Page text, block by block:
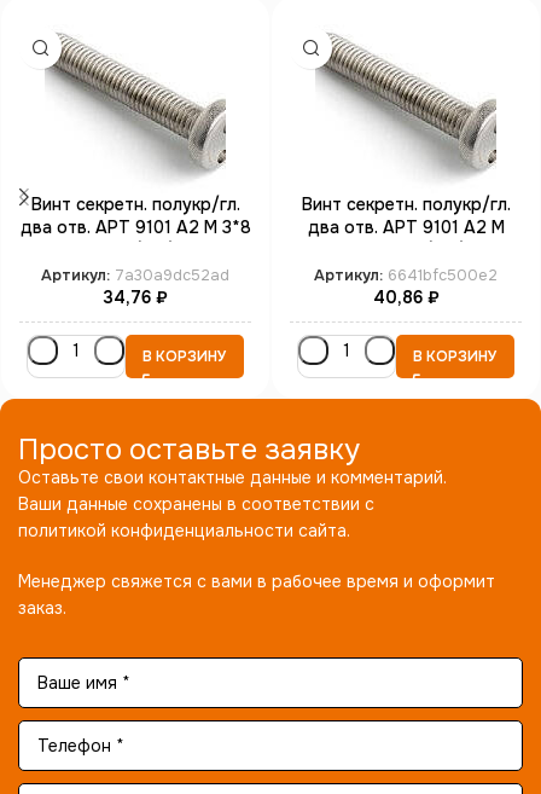
Винт секретн. полукр/гл.
два отв. АРТ 9101 А2 M 3*8
Артикул: 7a30a9dc52ad
34,76 ₽
В КОРЗИНУ
Винт секретн. полукр/гл.
два отв. АРТ 9101 А2 M
Артикул: 6641bfc500e2
40,86 ₽
В КОРЗИНУ
Просто оставьте заявку
Оставьте свои контактные данные и комментарий.
Ваши данные сохранены в соответствии с
политикой конфиденциальности сайта.
Менеджер свяжется с вами в рабочее время и оформит
заказ.